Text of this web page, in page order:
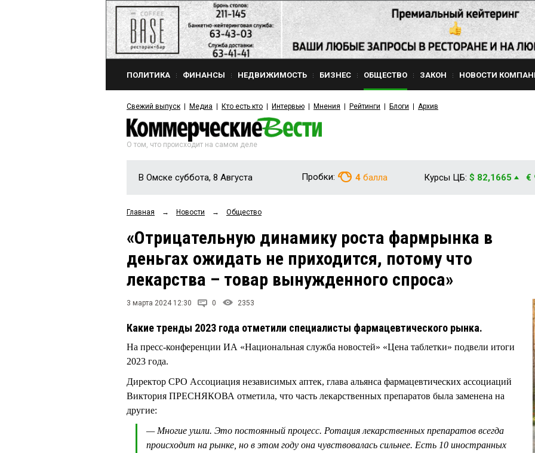
ПОЛИТИКА ФИНАНСЫ НЕДВИЖИМОСТЬ БИЗНЕС ОБЩЕСТВО ЗАКОН НОВОСТИ
Свежий выпуск Медиа Кто есть кто Интервью Мнения Рейтинги Блоги Архив
О том, что происходит на самом деле
В Омске суббота, 8 Августа Пробки: 4 балла Курсы ЦБ: $ 82,1665 €
Главная → Новости → Общество
«Отрицательную динамику роста фармрынка в
деньгах ожидать не приходится, потому что
лекарства – товар вынужденного спроса»
3 марта 2024 12:30 0 2353
Какие тренды 2023 года отметили специалисты фармацевтического рынка.
На пресс-конференции ИА «Национальная служба новостей» «Цена таблетки» подвели итоги
2023 года.
Директор СРО Ассоциация независимых аптек, глава альянса фармацевтических ассоциаций
Виктория ПРЕСНЯКОВА отметила, что часть лекарственных препаратов была заменена на
другие:
— Многие ушли. Это постоянный процесс. Ротация лекарственных препаратов всегда
происходит на рынке, но в этом году она чувствовалась сильнее. Есть 10 иностранных